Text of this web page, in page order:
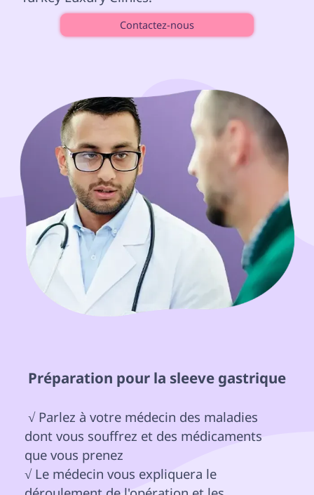
Contactez-nous
Préparation pour la sleeve gastrique
dont vous souffrez et des médicaments
que vous prenez
√ Le médecin vous expliquera le